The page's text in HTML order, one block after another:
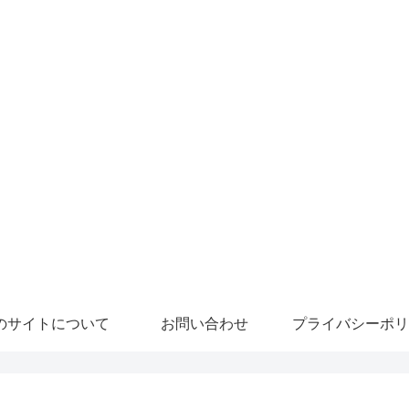
サイトについて お問い合わせ プライバシーポ